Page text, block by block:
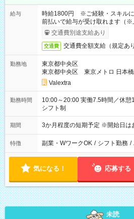
給与
時給1800円 ※ご経験・スキルに
前払いで給与が受け取れます（※
交通費別途支給あり
交通費 交通費全額支給（規定あり
勤務地
東京都中央区
東京都中央区 東京メトロ 日本橋
Valextra
勤務時間
10:00～20:00 実働7.5時間／休憩1.5時間 営業時間に合わせた
シフト制
期間 3か月程度の短期予定 ※開始日は
特徴 副業・WワークOK / シフト勤務 /
気になる！ 応募する
未読